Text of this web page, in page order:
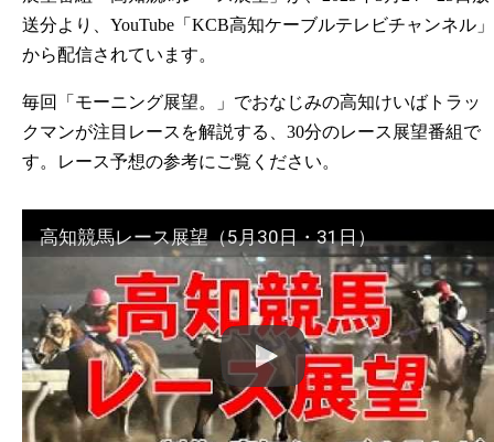
送分より、YouTube「KCB高知ケーブルテレビチャンネル」
から配信されています。
毎回「モーニング展望。」でおなじみの高知けいばトラッ
クマンが注目レースを解説する、30分のレース展望番組で
す。レース予想の参考にご覧ください。
高知競馬レース展望（5月30日・31日）